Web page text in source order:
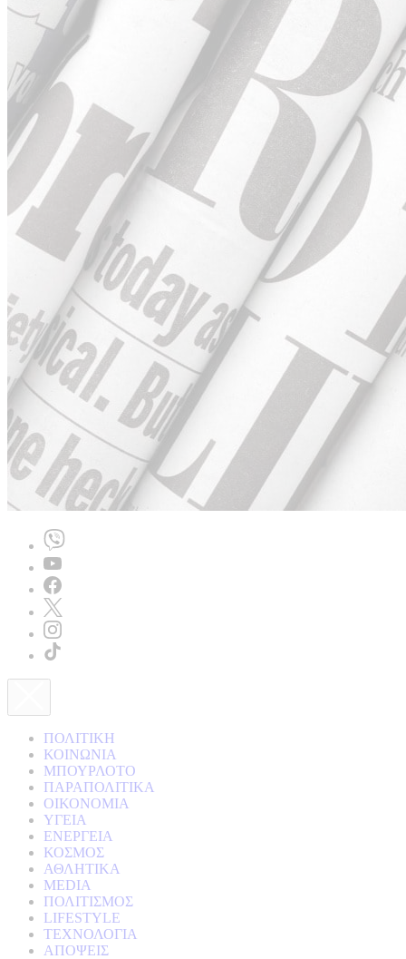
ΠΟΛΙΤΙΚΗ
ΚΟΙΝΩΝΙΑ
ΜΠΟΥΡΛΟΤΟ
ΠΑΡΑΠΟΛΙΤΙΚΑ
ΟΙΚΟΝΟΜΙΑ
ΥΓΕΙΑ
ΕΝΕΡΓΕΙΑ
ΚΟΣΜΟΣ
ΑΘΛΗΤΙΚΑ
MEDIA
ΠΟΛΙΤΙΣΜΟΣ
LIFESTYLE
ΤΕΧΝΟΛΟΓΙΑ
ΑΠΟΨΕΙΣ